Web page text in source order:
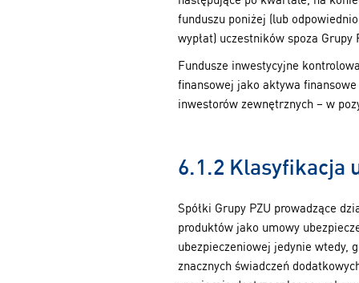
funduszu poniżej (lub
wypłat) uczestników spoza Grupy
Fundusze inwestycyjne
finansowej jako aktywa
inwestorów zewnętrznych – w
6.1.2 Klasyfikacja
Spółki Grupy PZU prowadzące
produktów jako umowy
ubezpieczeniowej jedynie wtedy,
znacznych świadczeń